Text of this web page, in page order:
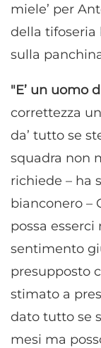
miele’ per
della tifoseria
sulla
"E’ un uomo
correttezza
da’ tutto se
squadra non
richiede – ha
bianconero –
possa esserci
sentimento
presupposto
stimato a
dato tutto se
mesi ma